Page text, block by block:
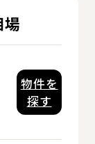
物件を
探す